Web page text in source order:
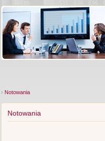
› Notowania
Notowania